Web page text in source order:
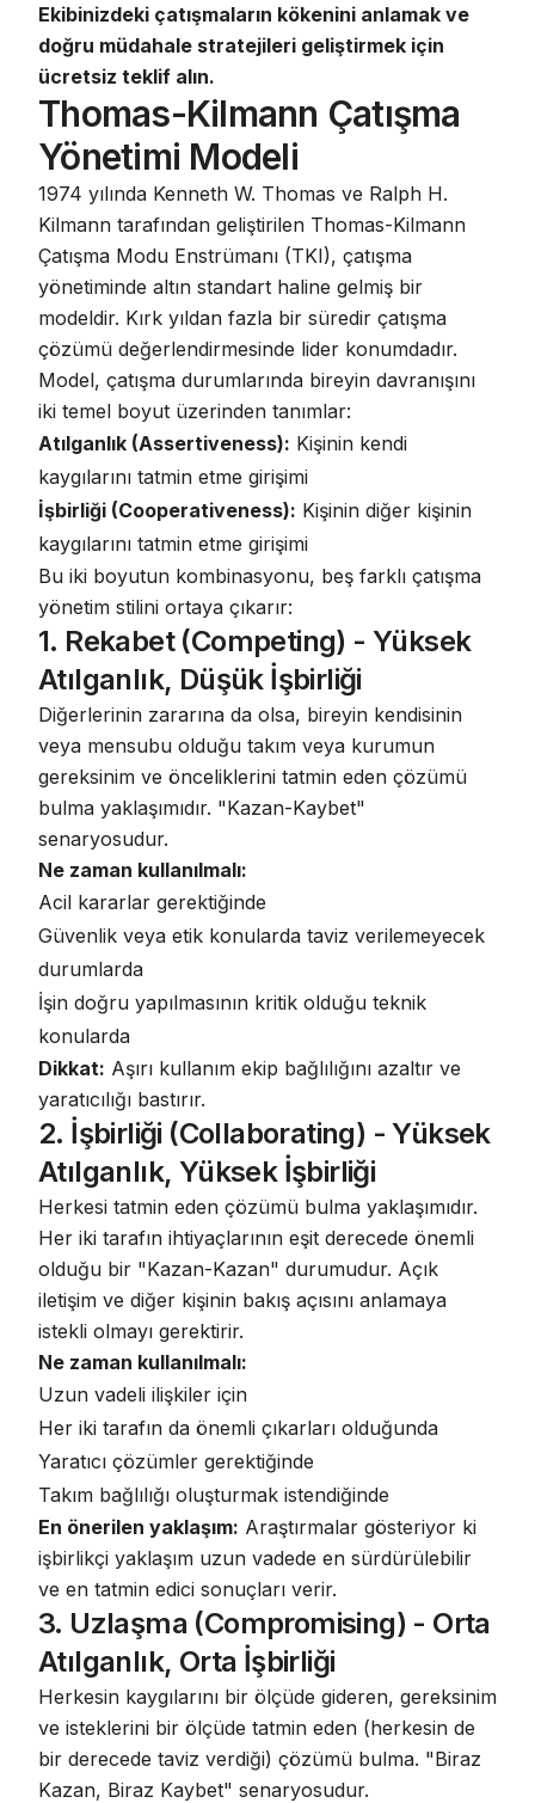
Ekibinizdeki çatışmaların kökenini anlamak ve
doğru müdahale stratejileri geliştirmek için
ücretsiz teklif alın.
Thomas-Kilmann Çatışma
Yönetimi Modeli
1974 yılında Kenneth W. Thomas ve Ralph H.
Kilmann tarafından geliştirilen Thomas-Kilmann
Çatışma Modu Enstrümanı (TKI), çatışma
yönetiminde altın standart haline gelmiş bir
modeldir. Kırk yıldan fazla bir süredir çatışma
çözümü değerlendirmesinde lider konumdadır.
Model, çatışma durumlarında bireyin davranışını
iki temel boyut üzerinden tanımlar:
Atılganlık (Assertiveness): Kişinin kendi
kaygılarını tatmin etme girişimi
İşbirliği (Cooperativeness): Kişinin diğer kişinin
kaygılarını tatmin etme girişimi
Bu iki boyutun kombinasyonu, beş farklı çatışma
yönetim stilini ortaya çıkarır:
1. Rekabet (Competing) - Yüksek
Atılganlık, Düşük İşbirliği
Diğerlerinin zararına da olsa, bireyin kendisinin
veya mensubu olduğu takım veya kurumun
gereksinim ve önceliklerini tatmin eden çözümü
bulma yaklaşımıdır. "Kazan-Kaybet"
senaryosudur.
Ne zaman kullanılmalı:
Acil kararlar gerektiğinde
Güvenlik veya etik konularda taviz verilemeyecek
durumlarda
İşin doğru yapılmasının kritik olduğu teknik
konularda
Dikkat: Aşırı kullanım ekip bağlılığını azaltır ve
yaratıcılığı bastırır.
2. İşbirliği (Collaborating) - Yüksek
Atılganlık, Yüksek İşbirliği
Herkesi tatmin eden çözümü bulma yaklaşımıdır.
Her iki tarafın ihtiyaçlarının eşit derecede önemli
olduğu bir "Kazan-Kazan" durumudur. Açık
iletişim ve diğer kişinin bakış açısını anlamaya
istekli olmayı gerektirir.
Ne zaman kullanılmalı:
Uzun vadeli ilişkiler için
Her iki tarafın da önemli çıkarları olduğunda
Yaratıcı çözümler gerektiğinde
Takım bağlılığı oluşturmak istendiğinde
En önerilen yaklaşım: Araştırmalar gösteriyor ki
işbirlikçi yaklaşım uzun vadede en sürdürülebilir
ve en tatmin edici sonuçları verir.
3. Uzlaşma (Compromising) - Orta
Atılganlık, Orta İşbirliği
Herkesin kaygılarını bir ölçüde gideren, gereksinim
ve isteklerini bir ölçüde tatmin eden (herkesin de
bir derecede taviz verdiği) çözümü bulma. "Biraz
Kazan, Biraz Kaybet" senaryosudur.